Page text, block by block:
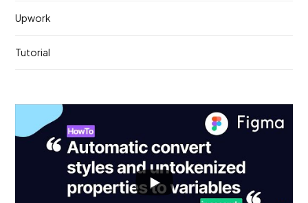
Upwork
Tutorial